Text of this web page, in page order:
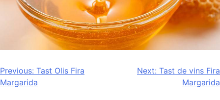
Navegación
de
Previous: Tast Olis Fira
Margarida
Next: Tast de vins Fira
Margarida